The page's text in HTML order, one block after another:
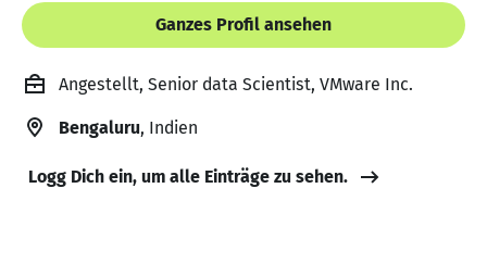
Ganzes Profil ansehen
Angestellt, Senior data Scientist, VMware Inc.
Bengaluru, Indien
Logg Dich ein, um alle Einträge zu sehen.